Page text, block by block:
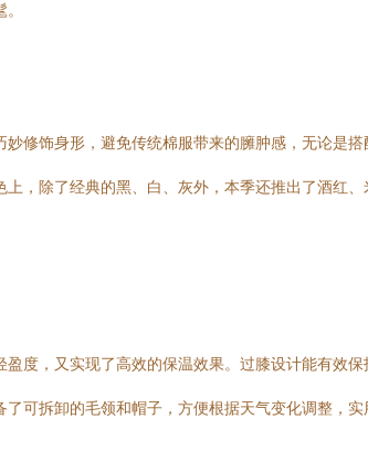
修饰身形，避免传统棉服带来的臃肿感，无论是
，除了经典的黑、白、灰外，本季还推出了酒红
度，又实现了高效的保温效果。过膝设计能有效
可拆卸的毛领和帽子，方便根据天气变化调整，实